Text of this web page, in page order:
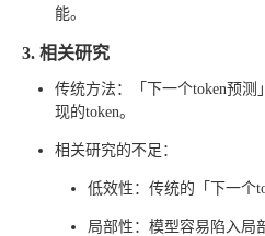
能。
3. 相关研究
传统方法：「下一个token预
现的token。
相关研究的不足：
低效性：传统的「下一个
局部性：模型容易陷入局